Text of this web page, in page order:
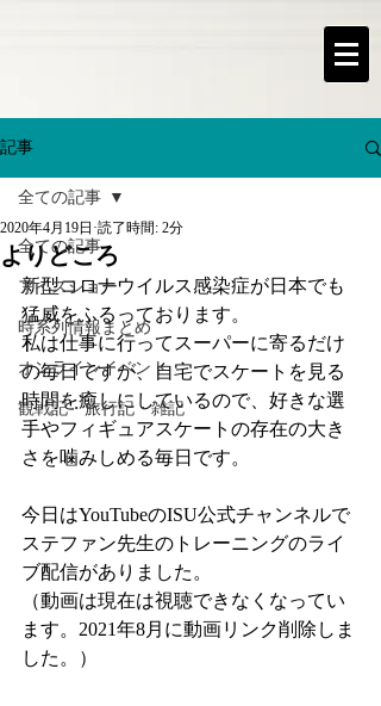
記事
全ての記事
アイスショー
時系列情報まとめ
オンラインイベント
観戦記・旅行記・雑記
全ての記事
よりどころ
2020年4月19日 読了時間: 2分
新型コロナウイルス感染症が日本でも
猛威をふるっております。
私は仕事に行ってスーパーに寄るだけ
の毎日ですが、自宅でスケートを見る
時間を癒しにしているので、好きな選
手やフィギュアスケートの存在の大き
さを噛みしめる毎日です。
今日はYouTubeのISU公式チャンネルで
ステファン先生のトレーニングのライ
ブ配信がありました。
（動画は現在は視聴できなくなってい
ます。2021年8月に動画リンク削除しま
した。）